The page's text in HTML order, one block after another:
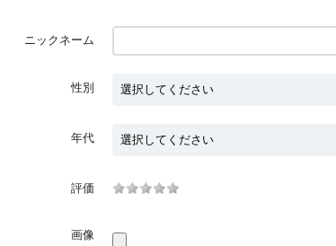
ニックネーム
性別
年代
評価
画像